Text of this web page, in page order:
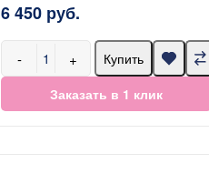
6 450 руб.
- +
Купить
Заказать в 1 клик